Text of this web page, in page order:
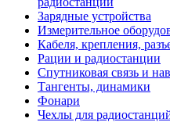
Зарядные устройства
Измерительное
Кабеля, крепления,
Рации и радиостанции
Спутниковая связь и
Тангенты, динамики
Фонари
Чехлы для